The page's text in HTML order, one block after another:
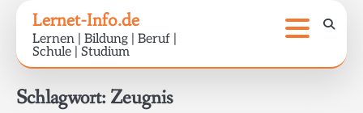
content
Lernet-Info.de
Lernen | Bildung | Beruf |
Schule | Studium
Schlagwort: Zeugnis